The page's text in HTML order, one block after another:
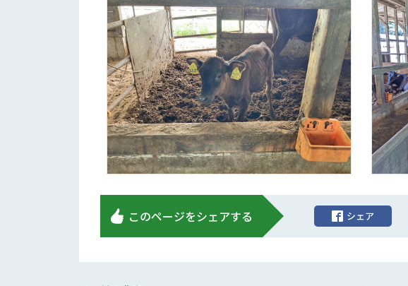
このページをシェアする シェア